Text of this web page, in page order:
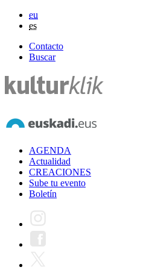
eu
es
Contacto
Buscar
AGENDA
Actualidad
CREACIONES
Sube tu evento
Boletín